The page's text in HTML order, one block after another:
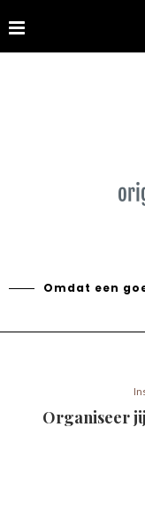
Omdat een
Organiseer